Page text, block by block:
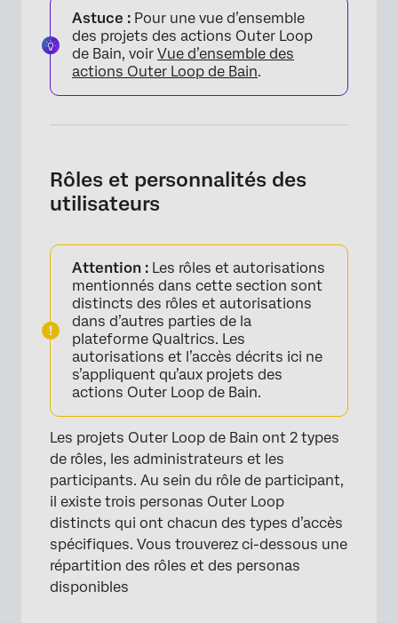
Astuce : Pour une vue d’ensemble
des projets des actions Outer Loop
de Bain, voir Vue d’ensemble des
actions Outer Loop de Bain.
Rôles et personnalités des
utilisateurs
Attention : Les rôles et autorisations
mentionnés dans cette section sont
distincts des rôles et autorisations
dans d’autres parties de la
plateforme Qualtrics. Les
autorisations et l’accès décrits ici ne
s’appliquent qu’aux projets des
actions Outer Loop de Bain.
Les projets Outer Loop de Bain ont 2 types
de rôles, les administrateurs et les
participants. Au sein du rôle de participant,
il existe trois personas Outer Loop
distincts qui ont chacun des types d’accès
spécifiques. Vous trouverez ci-dessous une
répartition des rôles et des personas
disponibles